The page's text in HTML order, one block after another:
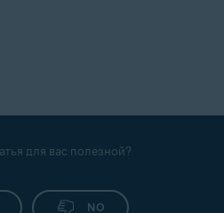
для вас полезной?
NO